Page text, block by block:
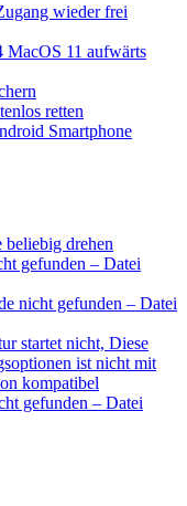
wieder frei
11 aufwärts
retten
Smartphone
drehen
gefunden – Datei
nicht gefunden – Datei
startet nicht, Diese
ist nicht mit
kompatibel
gefunden – Datei